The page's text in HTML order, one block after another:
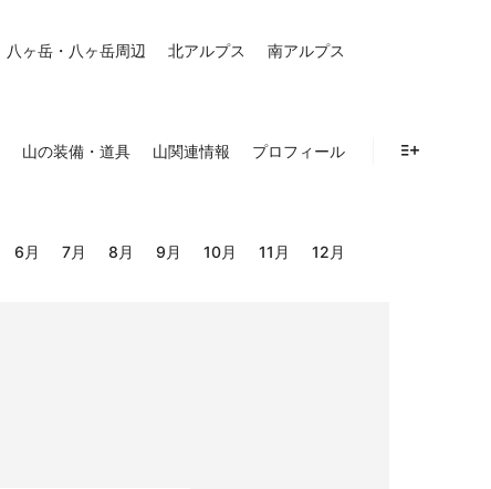
八ヶ岳・八ヶ岳周辺 北アルプス 南アルプス
山の装備・道具 山関連情報 プロフィール
6月 7月 8月 9月 10月 11月 12月